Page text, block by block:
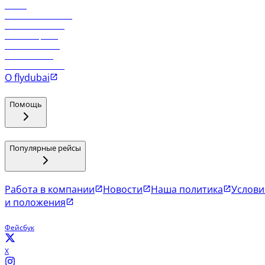
О flydubai
Помощь
Популярные рейсы
Работа в компании Новости Наша политика
и положения
Фейсбук
X